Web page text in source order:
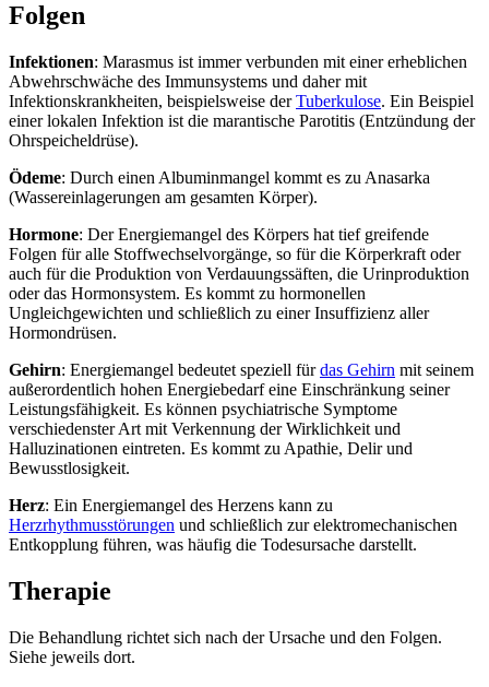
Folgen
Infektionen: Marasmus ist immer verbunden mit einer erheblichen
Abwehrschwäche des Immunsystems und daher mit
Infektionskrankheiten, beispielsweise derTuberkulose. Ein Beispiel
einer lokalen Infektion ist die marantische Parotitis (Entzündung der
Ohrspeicheldrüse).
Ödeme: Durch einen Albuminmangel kommt es zu Anasarka
(Wassereinlagerungen am gesamten Körper).
Hormone: Der Energiemangel des Körpers hat tief greifende
Folgen für alle Stoffwechselvorgänge, so für die Körperkraft oder
auch für die Produktion von Verdauungssäften, die Urinproduktion
oder das Hormonsystem. Es kommt zu hormonellen
Ungleichgewichten und schließlich zu einer Insuffizienz aller
Hormondrüsen.
Gehirn: Energiemangel bedeutet speziell fürdas Gehirn mit seinem
außerordentlich hohen Energiebedarf eine Einschränkung seiner
Leistungsfähigkeit. Es können psychiatrische Symptome
verschiedenster Art mit Verkennung der Wirklichkeit und
Halluzinationen eintreten. Es kommt zu Apathie, Delir und
Bewusstlosigkeit.
Herz: Ein Energiemangel des Herzens kann zu
Herzrhythmusstörungen und schließlich zur elektromechanischen
Entkopplung führen, was häufig die Todesursache darstellt.
Therapie
Die Behandlung richtet sich nach der Ursache und den Folgen.
Siehe jeweils dort.